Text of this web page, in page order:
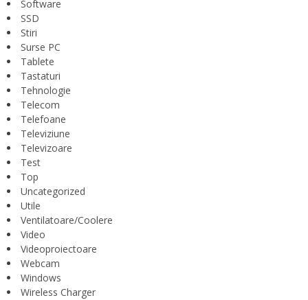
Software
SSD
Stiri
Surse PC
Tablete
Tastaturi
Tehnologie
Telecom
Telefoane
Televiziune
Televizoare
Test
Top
Uncategorized
Utile
Ventilatoare/Coolere
Video
Videoproiectoare
Webcam
Windows
Wireless Charger